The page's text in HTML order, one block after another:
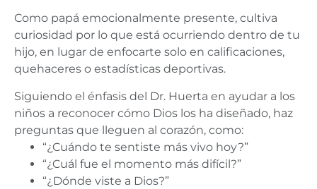
Como papá emocionalmente presente, cultiva
curiosidad por lo que está ocurriendo dentro de tu
hijo, en lugar de enfocarte solo en calificaciones,
quehaceres o estadísticas deportivas.
Siguiendo el énfasis del Dr. Huerta en ayudar a los
niños a reconocer cómo Dios los ha diseñado, haz
preguntas que lleguen al corazón, como:
“¿Cuándo te sentiste más vivo hoy?”
“¿Cuál fue el momento más difícil?”
“¿Dónde viste a Dios?”